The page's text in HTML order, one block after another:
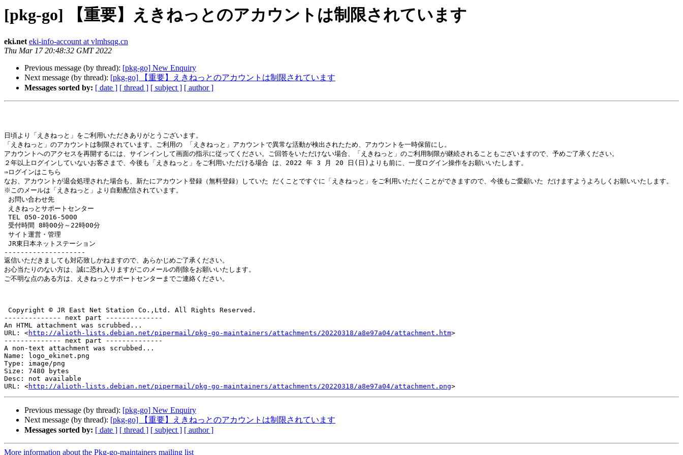
[pkg-go] 【重要】えきねっとのアカウントは制限されています
eki.net eki-info-account at vlmhsqg.cn
Thu Mar 17 20:48:32 GMT 2022
Previous message (by thread): [pkg-go] New Enquiry
Next message (by thread): [pkg-go] 【重要】えきねっとのアカウントは制限されています
Messages sorted by: [ date ] [ thread ] [ subject ] [ author ]
日頃より「えきねっと」をご利用いただきありがとうございます。
「えきねっと」のアカウントは制限されています。ご利用の 「えきねっと」アカウントで異常な活動が検出されたため、アカウントを一時保留にし。
アカウントへのアクセスを再開するには、サインインして画面の指示に従ってください。ご回答をいただけない場合、「えきねっと」のご利用制限が継続されることもございますので、予めご了承ください。
２年以上ログインしていないお客さまで、今後も「えきねっと」をご利用いただける場合 は、2022 年 3 月 20 日(日)よりも前に、一度ログイン操作をお願いいたします。
⇒ログインはこちら
なお、アカウントが退会処理された場合も、新たにアカウント登録（無料登録）していた だくことですぐに「えきねっと」をご利用いただくことができますので、今後もご愛顧いた だけますようよろしくお願いいたします。
※このメールは「えきねっと」より自動配信されています。
--------------------
返信いただきましても対応致しかねますので、あらかじめご了承ください。
お心当たりのない方は、誠に恐れ入りますがこのメールの削除をお願いいたします。
ご不明な点のある方は、えきねっとサポートセンターまでご連絡ください。
-------------- next part --------------
An HTML attachment was scrubbed...
URL: <http://alioth-lists.debian.net/pipermail/pkg-go-maintainers/attachments/20220318/a8e97a04/attachment.htm>
-------------- next part --------------
A non-text attachment was scrubbed...
Name: logo_ekinet.png
Type: image/png
Size: 7480 bytes
Desc: not available
URL: <http://alioth-lists.debian.net/pipermail/pkg-go-maintainers/attachments/20220318/a8e97a04/attachment.png
Previous message (by thread): [pkg-go] New Enquiry
Next message (by thread): [pkg-go] 【重要】えきねっとのアカウントは制限されています
Messages sorted by: [ date ] [ thread ] [ subject ] [ author ]
More information about the Pkg-go-maintainers mailing list